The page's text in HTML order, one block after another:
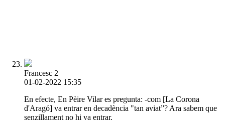
Francesc 2
01-02-2022 15:35
En efecte, En Pèire Vilar es pregunta: -com [La Corona
d'Aragó] va entrar en decadència "tan aviat”? Ara sabem que
senzillament no hi va entrar.